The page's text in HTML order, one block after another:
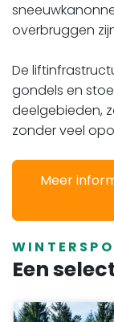
overbruggen
​​​​​​​De
gondels en
deelgebieden,
zonder veel
Meer
Een